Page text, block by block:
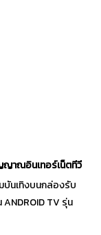
ณอินเทอร์เน็ตทีวี
บันเทิงบนกล่องรับ
TV รุ่น